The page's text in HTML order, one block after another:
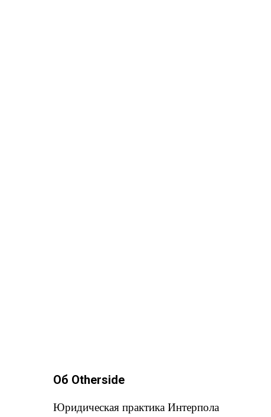
Об Otherside
Юридическая практика Интерпола